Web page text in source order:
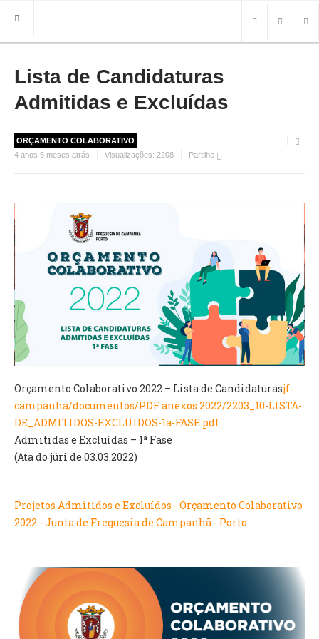
HOME
FREGUESIA
INFO
HISTÓRIA
CONTACTOS ÚTEIS
IMPRENSA
FOTOS
VÍDEOS
AUTARQUIA
CONSTITUIÇÃO
PRESIDENTE
EXECUTIVO E PELOUROS
ASSEMBLEIA DE FREGUESIA
DOCUMENTOS
EDITAIS
REGULAMENTOS E TAXAS
PLANO E ORÇAMENTO
RELATÓRIO E CONTAS
Lista de Candidaturas
Admitidas e Excluídas
ORÇAMENTO COLABORATIVO
4 anos 5 meses atrás
Visualizações: 2208 Partilhe
Orçamento Colaborativo 2022 – Lista de Candidaturasjf-
campanha/documentos/PDF anexos 2022/2203_10-LISTA-
DE_ADMITIDOS-EXCLUIDOS-1a-FASE.pdf
Admitidas e Excluídas – 1ª Fase
(Ata do júri de 03.03.2022)
Projetos Admitidos e Excluídos - Orçamento Colaborativo
2022 - Junta de Freguesia de Campanhã - Porto